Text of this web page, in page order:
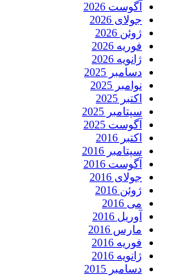
آگوست 2026
جولای 2026
ژوئن 2026
فوریه 2026
ژانویه 2026
دسامبر 2025
نوامبر 2025
اکتبر 2025
سپتامبر 2025
آگوست 2025
اکتبر 2016
سپتامبر 2016
آگوست 2016
جولای 2016
ژوئن 2016
می 2016
آوریل 2016
مارس 2016
فوریه 2016
ژانویه 2016
دسامبر 2015